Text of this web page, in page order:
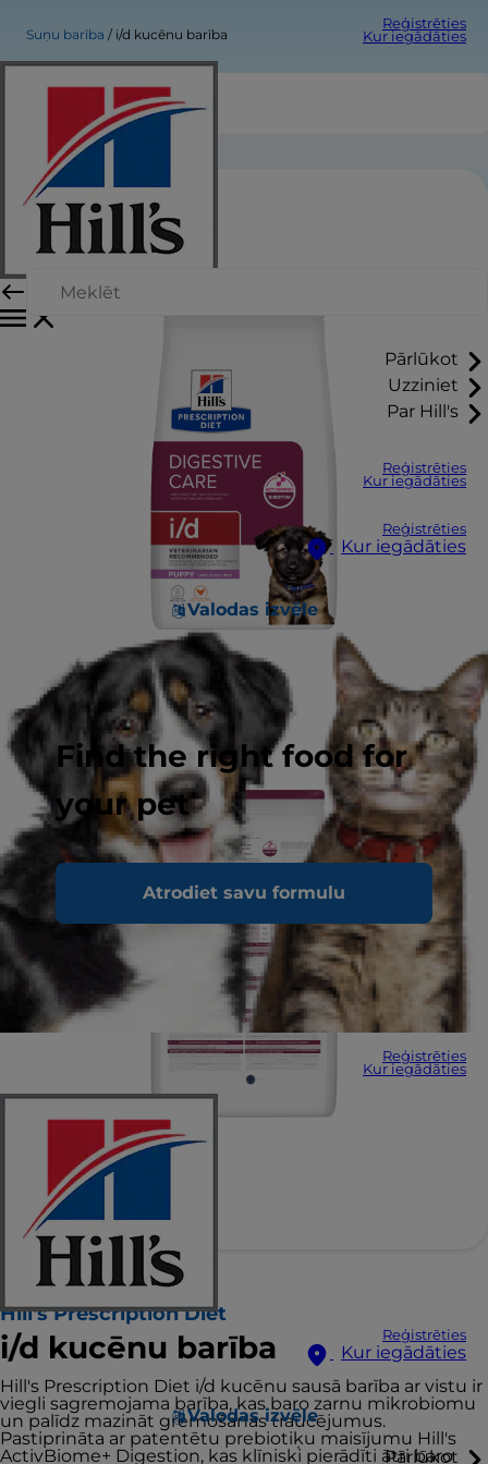
Reģistrēties
Kur iegādāties
Pārlūkot
Uzziniet
Par Hill's
Reģistrēties
Kur iegādāties
Reģistrēties
Kur iegādāties
Valodas izvēle
Find the right food for
your pet
Atrodiet savu formulu
Reģistrēties
Kur iegādāties
Reģistrēties
Kur iegādāties
Valodas izvēle
Pārlūkot
Suņu barība i/d kucēnu barība
i/d kucēnu barība
Hill's Prescription Diet
i/d kucēnu barība
Hill's Prescription Diet i/d kucēnu sausā barība ar vistu ir
viegli sagremojama barība, kas baro zarnu mikrobiomu
un palīdz mazināt gremošanas traucējumus.
Pastiprināta ar patentētu prebiotiķu maisījumu Hill's
ActivBiome+ Digestion, kas klīniski pierādīti ātri baro